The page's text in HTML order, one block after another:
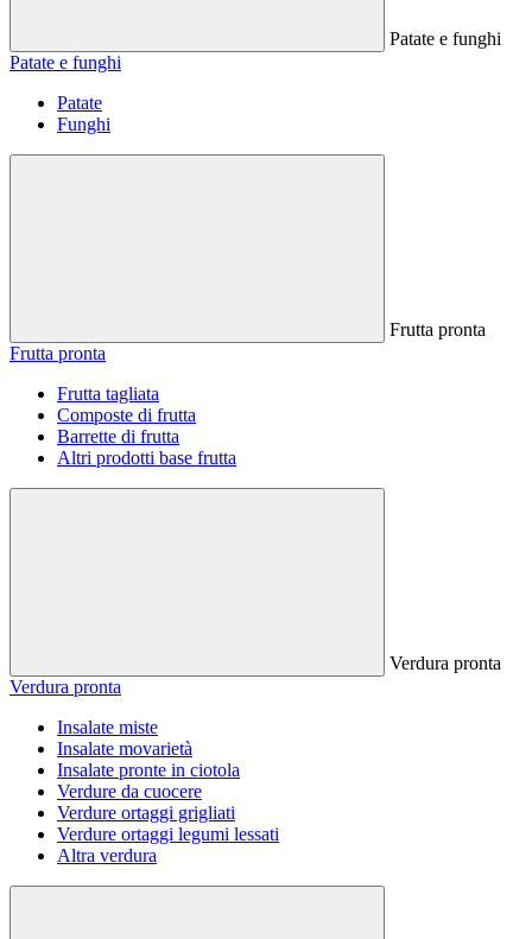
Patate e funghi
Patate e funghi
Patate
Funghi
Frutta pronta
Frutta pronta
Frutta tagliata
Composte di frutta
Barrette di frutta
Altri prodotti base frutta
Verdura pronta
Verdura pronta
Insalate miste
Insalate movarietà
Insalate pronte in ciotola
Verdure da cuocere
Verdure ortaggi grigliati
Verdure ortaggi legumi lessati
Altra verdura